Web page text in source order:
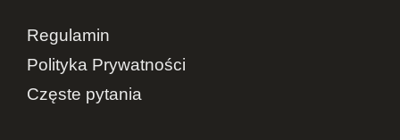
Regulamin
Polityka Prywatności
Częste pytania